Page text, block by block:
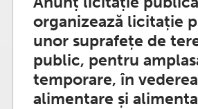
organizează licitație
unor suprafețe de
public, pentru
temporare, în
alimentare și